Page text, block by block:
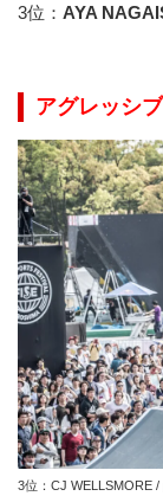
3位： AYA
アグレッシ
3位：CJ WELLSMORE